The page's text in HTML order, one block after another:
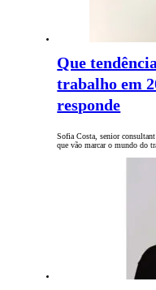
Que
trabalho em
responde
Sofia Costa, senior
que vão marcar o mundo do